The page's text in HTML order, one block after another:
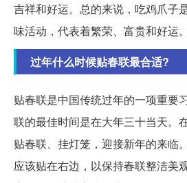
吉祥和好运。总的来说，吃鸡爪子
味活动，代表着繁荣、富贵和好运。
过年什么时候贴春联最合适?
贴春联是中国传统过年的一项重要
联的最佳时间是在大年三十当天。
贴春联、挂灯笼，迎接新年的来临
应该贴在右边，以保持春联整洁美